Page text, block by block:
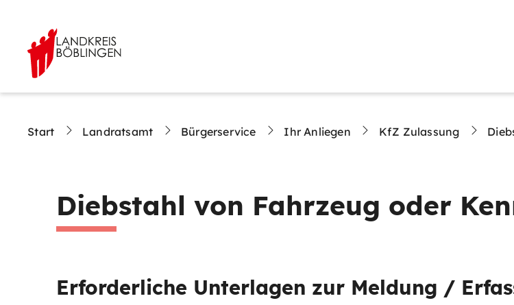
Start Landratsamt Bürgerservice Ihr Anliegen KfZ Zulassung
Diebstahl von Fahrzeug oder
Erforderliche Unterlagen zur Meldung /